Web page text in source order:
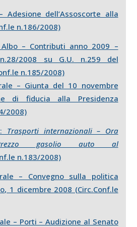
Adesione dell’Assoscorte alla
n.186/2008)
– Contributi anno 2009 –
2008 su G.U. n.259 del
n.185/2008)
– Giunta del 10 novembre
di fiducia alla Presidenza
2008)
Trasporti internazionali – Ora
gasolio auto al
n.183/2008)
– Convegno sulla politica
1 dicembre 2008 (Circ.Conf.le
– Porti – Audizione al Senato